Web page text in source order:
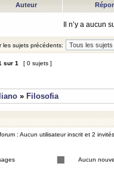
Auteur
Il n’y a aucun
les sujets précédents:
sur 1 [ 0 sujets ]
» Filosofia
: Aucun utilisateur inscrit et 2 invités
Aucun